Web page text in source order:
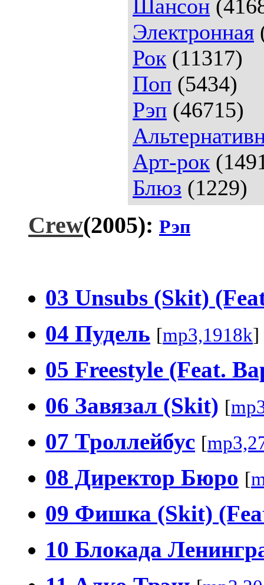
Шансон
Электронная
Рок (11317)
Поп (5434)
Рэп (46715)
Арт-рок
Блюз (1229)
Crew(2005): Рэп
03 Unsubs (Skit)
04 Пудель [mp3,1918k]
05 Freestyle (Feat.
06 Завязал (Skit) [
07 Троллейбус [
08 Директор Бюро [
09 Фишка (Skit)
10 Блокада